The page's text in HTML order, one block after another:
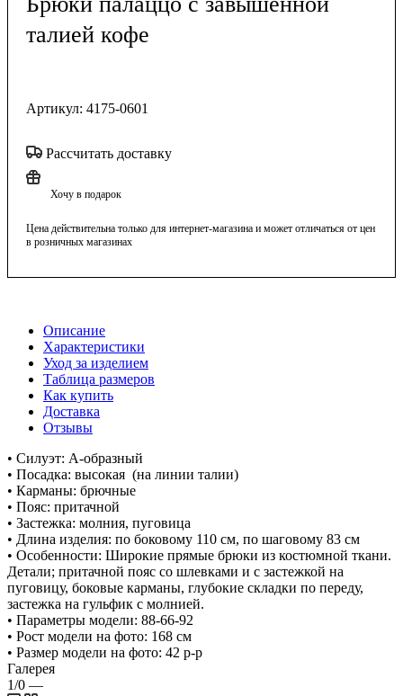
талией кофе
Артикул: 4175-0601
Рассчитать доставку
Хочу в подарок
Цена действительна только для интернет-магазина и может отличаться от цен
в розничных магазинах
Описание
Характеристики
Уход за изделием
Таблица размеров
Как купить
Доставка
Отзывы
• Силуэт: А-образный
• Посадка: высокая (на линии талии)
• Карманы: брючные
• Пояс: притачной
• Застежка: молния, пуговица
• Длина изделия: по боковому 110 см, по шаговому 83 см
• Особенности: Широкие прямые брюки из костюмной ткани.
Детали; притачной пояс со шлевками и с застежкой на
пуговицу, боковые карманы, глубокие складки по переду,
застежка на гульфик с молнией.
• Параметры модели: 88-66-92
• Рост модели на фото: 168 см
• Размер модели на фото: 42 р-р
Галерея
1/0 —